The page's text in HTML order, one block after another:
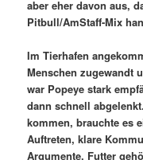
aber eher davon aus,
Pitbull/AmStaff-Mix
Im Tierhafen
Menschen zugewandt
war Popeye stark
dann schnell
kommen, brauchte es
Auftreten, klare
Argumente. Futter